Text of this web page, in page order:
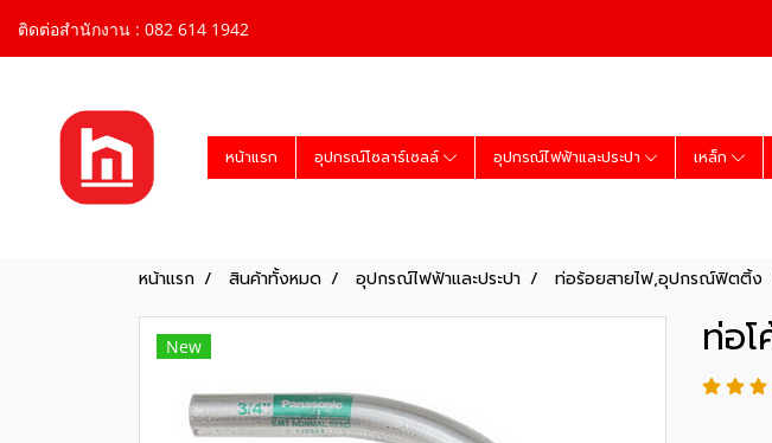
ติดต่อสำนักงาน : 082 614 1942
หน้าแรก อุปกรณ์โซลาร์เซลล์ อุปกรณ์ไฟฟ้าและประปา เหล็ก
หน้าแรก สินค้าทั้งหมด อุปกรณ์ไฟฟ้าและประปา ท่อร้อยสายไฟ,อุปกรณ์ฟิตติ้ง
New ท่อ